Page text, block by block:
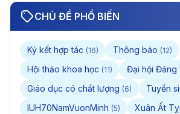
CHỦ ĐỀ PHỔ BIẾN
Ký kết hợp tác (16) Thông báo (12)
Hội thảo khoa học (11) Đại hội Đảng
Giáo dục có chất lượng (6) Tuyển
IUH70NamVuonMinh (5) Xuân Ất